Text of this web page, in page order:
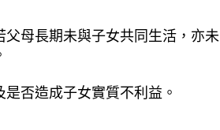
母長期未與子女共同生活，亦未
否造成子女實質不利益。